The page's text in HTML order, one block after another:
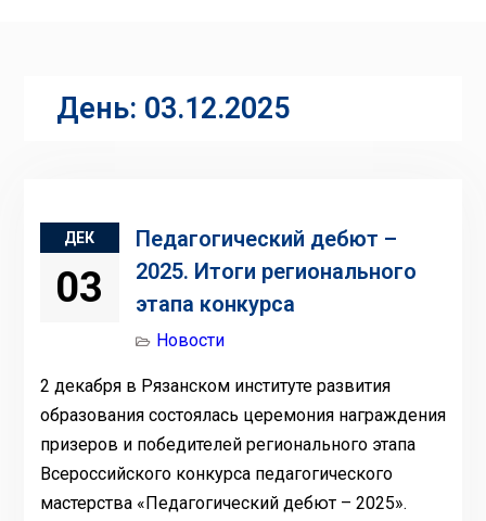
День: 03.12.2025
ДЕК
03
Педагогический дебют –
2025. Итоги регионального
этапа конкурса
Новости
2 декабря в Рязанском институте развития
образования состоялась церемония награждения
призеров и победителей регионального этапа
Всероссийского конкурса педагогического
мастерства «Педагогический дебют – 2025».